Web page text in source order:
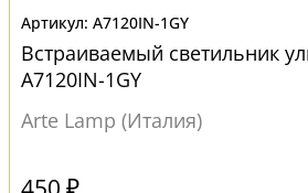
A7120IN-1GY
Встраиваемый светильник
A7120IN-1GY
Arte Lamp (Италия)